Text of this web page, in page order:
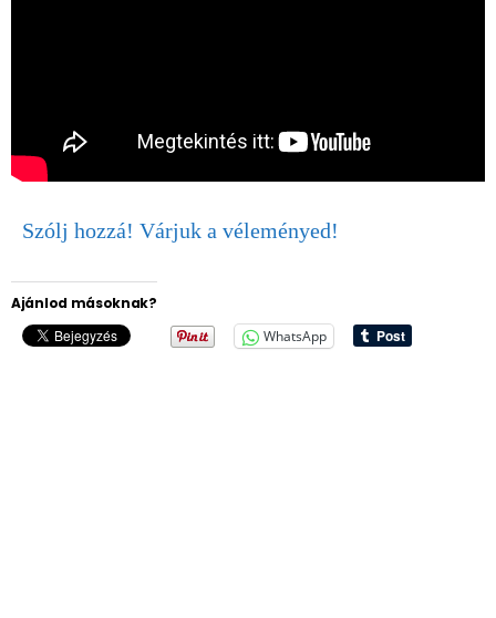
Szólj hozzá! Várjuk a véleményed!
Ajánlod másoknak?
WhatsApp